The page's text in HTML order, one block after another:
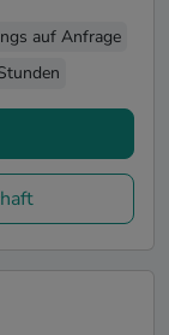
auf Anfrage